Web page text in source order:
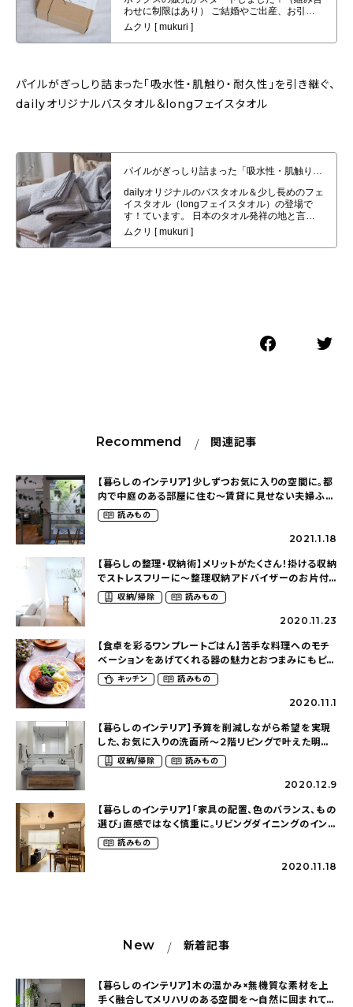
パイルがぎっしり詰まった「吸水性・肌触り・耐久性」を引き継ぐ、
dailyオリジナルバスタオル＆longフェイスタオル
パイルがぎっしり詰まった「吸水性・肌触り・耐久性」を引き継ぐ、dailyオリ
ジナルバスタオル＆longフェイスタオル
Recommend 関連記事
【暮らしのインテリア】少しずつお気に入りの空間に。都
内で中庭のある部屋に住む〜賃貸に見せない夫婦ふた
り暮らし（sky___photoさん）
読みもの
2021.1.18
【暮らしの整理・収納術】メリットがたくさん！掛ける収納
でストレスフリーに〜整理収納アドバイザーのお片付
け（nika.homeさん）
収納/掃除 読みもの
2020.11.23
【食卓を彩るワンプレートごはん】苦手な料理へのモチ
ベーションをあげてくれる器の魅力とおつまみにもピッ
タリ！ゴーヤのピカタをご紹介
キッチン 読みもの
2020.11.1
【暮らしのインテリア】予算を削減しながら希望を実現
した、お気に入りの洗面所〜２階リビングで叶えた明る
く開放的な暮らし（yuri___1115さん）
収納/掃除 読みもの
2020.12.9
【暮らしのインテリア】「家具の配置、色のバランス、もの
選び」直感ではなく慎重に。リビングダイニングのインテ
リア〜２LDKの賃貸暮らし（mari_ppe_さん）
読みもの
2020.11.18
New 新着記事
【暮らしのインテリア】木の温かみ×無機質な素材を上
手く融合してメリハリのある空間を〜自然に囲まれて暮